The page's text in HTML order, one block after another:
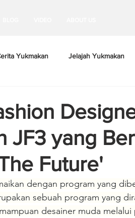
Yukmakan Jelajah Yukmakan
JF3 yang
Future'
dengan program yang
sebuah program yang
desainer muda